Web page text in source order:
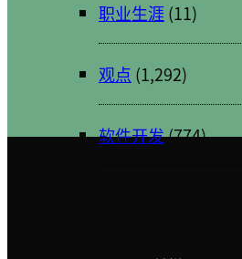
职业生涯(11)
观点 (1,292)
软件开发(774)